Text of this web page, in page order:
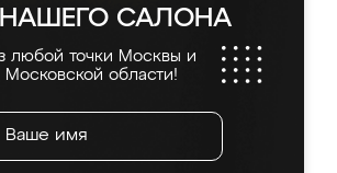
САЛОНА
любой точки Москвы и
Московской области!